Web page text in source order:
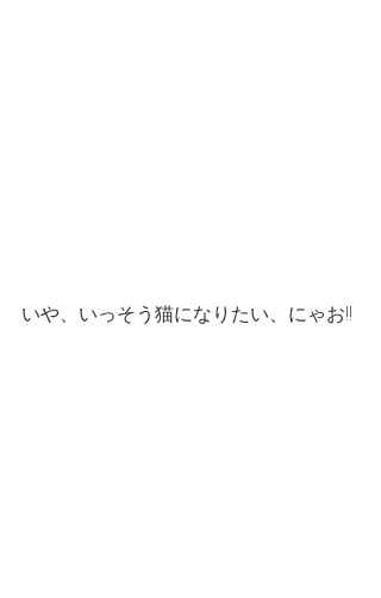
いや、いっそう猫になりたい、にゃお!!